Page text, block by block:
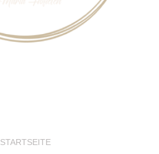
STARTSEITE